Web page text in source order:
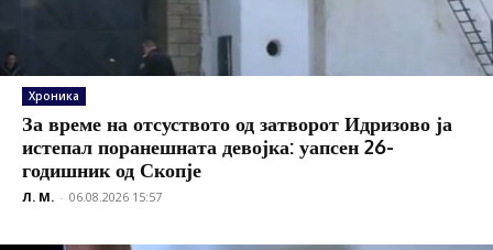
Хроника
За време на отсуството од затворот Идризово ја
истепал поранешната девојка: уапсен 26-
годишник од Скопје
Л. М. - 06.08.2026 15:57